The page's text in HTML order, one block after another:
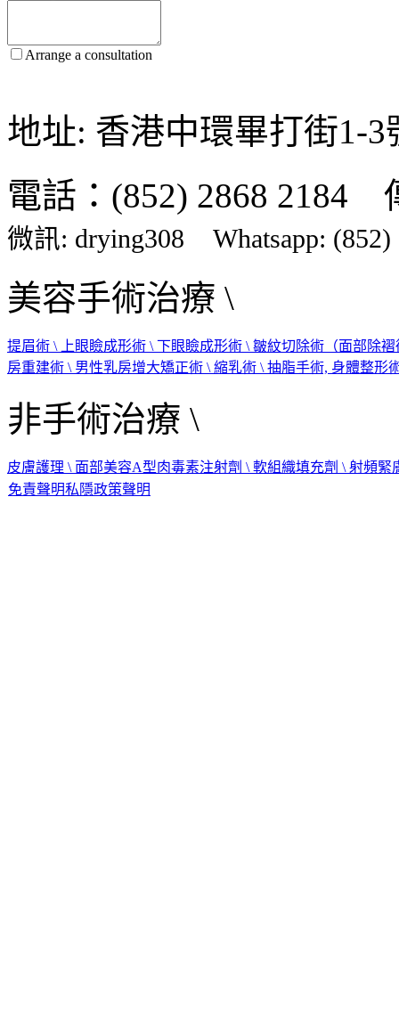
Arrange a consultation
地址: 香港中環畢打街1-3
電話：(852) 2868 2184
微訊: drying308 Whatsapp: (852)
美容手術治療 \
提眉術 \ 上眼瞼成形術 \ 下眼瞼成形術 \ 皺紋切除術（面部除褶
房重建術 \ 男性乳房增大矯正術 \ 縮乳術 \ 抽脂手術, 身體整形
非手術治療 \
皮膚護理 \ 面部美容A型肉毒素注射劑 \ 軟組織填充劑 \ 射頻緊
免責聲明私隱政策聲明